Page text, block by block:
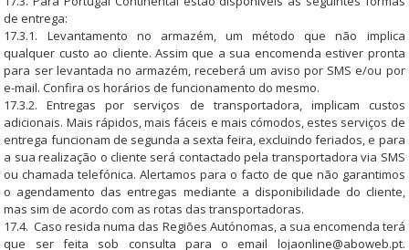
de entrega:
17.3.1. Levantamento no armazém, um método que não implica
qualquer custo ao cliente. Assim que a sua encomenda estiver pronta
para ser levantada no armazém, receberá um aviso por SMS e/ou por
e-mail. Confira os horários de funcionamento do mesmo.
17.3.2. Entregas por serviços de transportadora, implicam custos
adicionais. Mais rápidos, mais fáceis e mais cómodos, estes serviços de
entrega funcionam de segunda a sexta feira, excluindo feriados, e para
a sua realização o cliente será contactado pela transportadora via SMS
ou chamada telefónica. Alertamos para o facto de que não garantimos
o agendamento das entregas mediante a disponibilidade do cliente,
mas sim de acordo com as rotas das transportadoras.
17.4. Caso resida numa das Regiões Autónomas, a sua encomenda terá
que ser feita sob consulta para o email lojaonline@aboweb.pt.